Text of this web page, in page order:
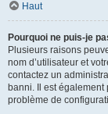
Haut
Pourquoi ne puis-je
Plusieurs raisons
nom d’utilisateur et
contactez un
banni. Il est
problème de